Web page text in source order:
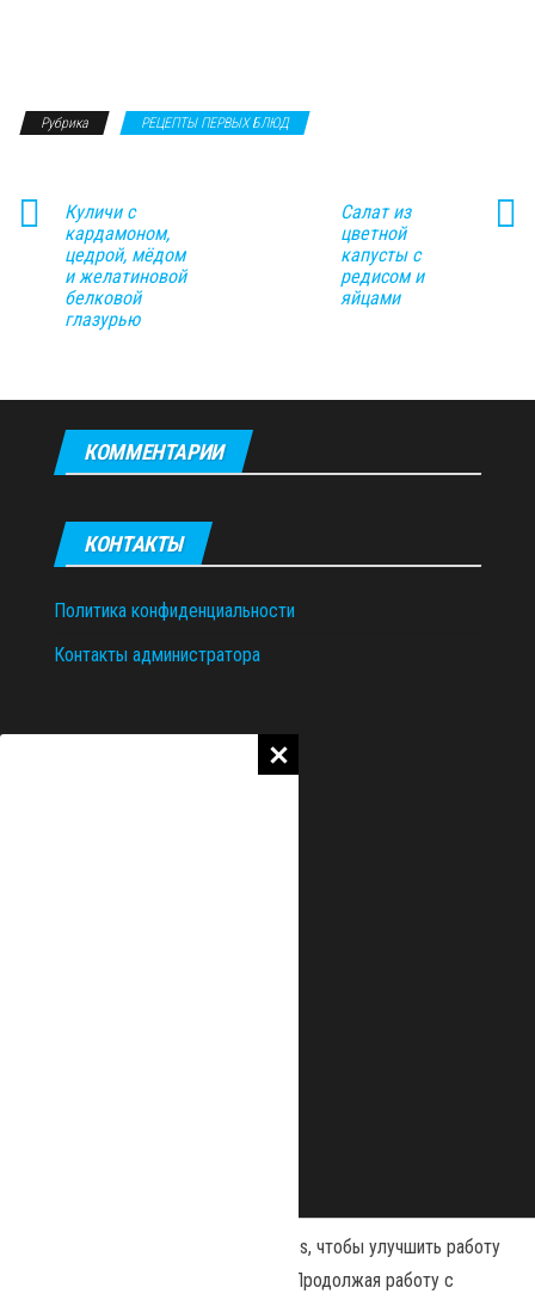
Рубрика РЕЦЕПТЫ ПЕРВЫХ БЛЮД
Куличи с
кардамоном,
цедрой, мёдом
и желатиновой
белковой
глазурью
Салат из
цветной
капусты с
редисом и
яйцами
КОММЕНТАРИИ
КОНТАКТЫ
Политика конфиденциальности
Контакты администратора
Наш сайт использует файлы cookies, чтобы улучшить работу
и повысить эффективность сайта. Продолжая работу с